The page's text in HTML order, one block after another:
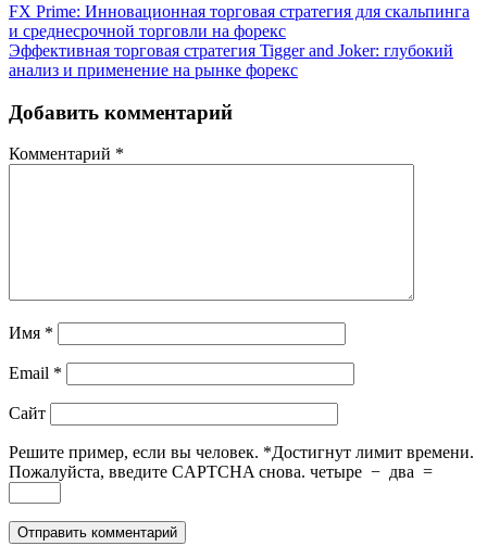
FX Prime: Инновационная торговая стратегия для скальпинга
и среднесрочной торговли на форекс
Эффективная торговая стратегия Tigger and Joker: глубокий
анализ и применение на рынке форекс
Добавить комментарий
Комментарий *
Имя *
Email *
Сайт
Решите пример, если вы человек. *Достигнут лимит времени.
Пожалуйста, введите CAPTCHA снова. четыре − два =